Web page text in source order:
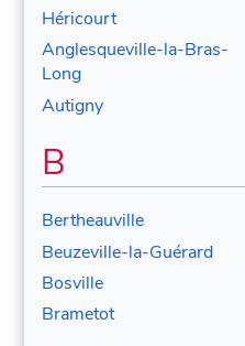
Héricourt
Anglesqueville-la-Bras-
Long
Autigny
B
Bertheauville
Beuzeville-la-Guérard
Bosville
Brametot